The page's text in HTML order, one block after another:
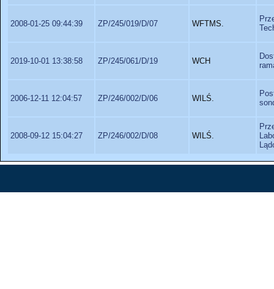
2008-01-25 09:44:39 ZP/245/019/D/07 WFTMS.
2019-10-01 13:38:58 ZP/245/061/D/19 WCH
2006-12-11 12:04:57 ZP/246/002/D/06 WILŚ.
2008-09-12 15:04:27 ZP/246/002/D/08 WILŚ.